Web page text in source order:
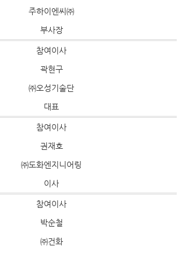
주하이엔씨㈜
부사장
참여이사
곽현구
㈜오성기술단
대표
참여이사
권재호
㈜도화엔지니어링
이사
참여이사
박순철
㈜건화